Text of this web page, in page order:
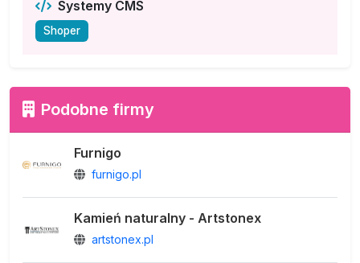
Systemy CMS
Shoper
Podobne firmy
Furnigo
furnigo.pl
Kamień naturalny - Artstonex
artstonex.pl